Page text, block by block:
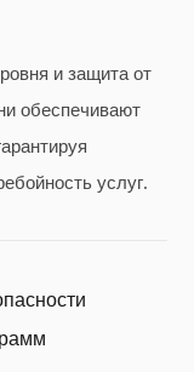
и защита от
обеспечивают
услуг.